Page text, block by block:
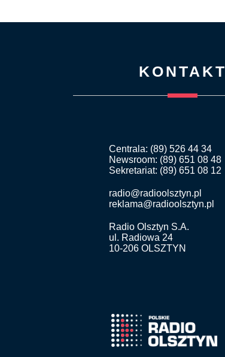
KONTAKT
Centrala: (89) 526 44 34
Newsroom: (89) 651 08 48
Sekretariat: (89) 651 08 12
radio@radioolsztyn.pl
reklama@radioolsztyn.pl
Radio Olsztyn S.A.
ul. Radiowa 24
10-206 OLSZTYN